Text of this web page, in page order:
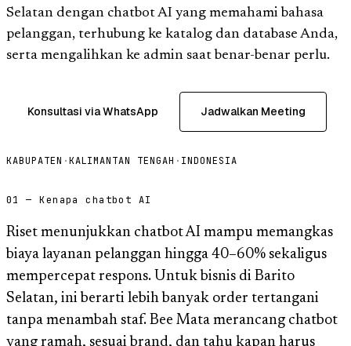
Selatan dengan chatbot AI yang memahami bahasa
pelanggan, terhubung ke katalog dan database Anda,
serta mengalihkan ke admin saat benar-benar perlu.
Konsultasi via WhatsApp Jadwalkan Meeting
KABUPATEN ·KALIMANTAN TENGAH · INDONESIA
01 — Kenapa chatbot AI
Riset menunjukkan chatbot AI mampu memangkas
biaya layanan pelanggan hingga 40–60% sekaligus
mempercepat respons. Untuk bisnis di Barito
Selatan, ini berarti lebih banyak order tertangani
tanpa menambah staf. Bee Mata merancang chatbot
yang ramah, sesuai brand, dan tahu kapan harus